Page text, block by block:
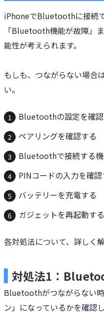
iPhoneでBluetoothに接続
「Bluetooth機能が故障」
能性が考えられます。
もしも、つながらない場合
い。
Bluetoothの設定を確
ペアリングを確認する
Bluetoothで接続する
PINコードの入力を確認
バッテリーを充電する
ガジェットを再起動する
各対処法について、詳しく解
対処法1：
Bluetoothがつながらない
ン」になっているかを確認